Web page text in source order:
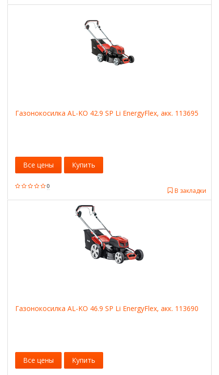
Газонокосилка AL-KO 42.9 SP Li EnergyFlex, акк. 113695
0
В закладки
Все цены Купить
Газонокосилка AL-KO 46.9 SP Li EnergyFlex, акк. 113690
Все цены Купить